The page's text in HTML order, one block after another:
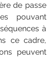
de passe
pouvant
à
ce cadre,
peuvent